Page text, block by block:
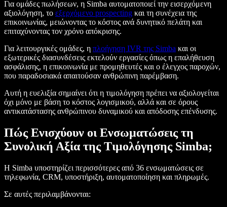
Για ομάδες πωλήσεων, η Simba αυτοματοποιεί την εισερχόμενη
αξιολόγηση, το εξερχόμενο prospecting και τη συνέχεια της
επικοινωνίας, μειώνοντας το κόστος ανά δυνητικό πελάτη και
επιταχύνοντας τον χρόνο απόκρισης.
Για λειτουργικές ομάδες, η πλοήγηση IVR της Simba και οι
εξωτερικές διασυνδέσεις εκτελούν εργασίες όπως η επαλήθευση
ασφάλισης, η επικοινωνία με προμηθευτές και ο έλεγχος παροχών,
που παραδοσιακά απαιτούσαν ανθρώπινη παρέμβαση.
Αυτή η ευελιξία σημαίνει ότι η τιμολόγηση πρέπει να αξιολογείται
όχι μόνο με βάση το κόστος λογισμικού, αλλά και σε όρους
αντικατάστασης ανθρώπινου δυναμικού και απόδοσης επένδυσης.
Πώς Ενισχύουν οι Ενσωματώσεις τη
Συνολική Αξία της Τιμολόγησης Simba;
Η Simba υποστηρίζει περισσότερες από 36 ενσωματώσεις σε
τηλεφωνία, CRM, υποστήριξη, αυτοματοποίηση και πληρωμές.
Σε αυτές περιλαμβάνονται: